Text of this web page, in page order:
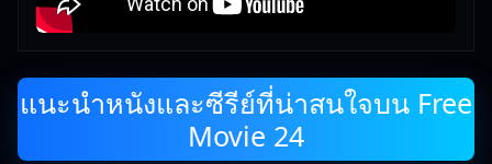
แนะนำหนังและซีรีย์ที่น่าสนใจบน Free
Movie 24